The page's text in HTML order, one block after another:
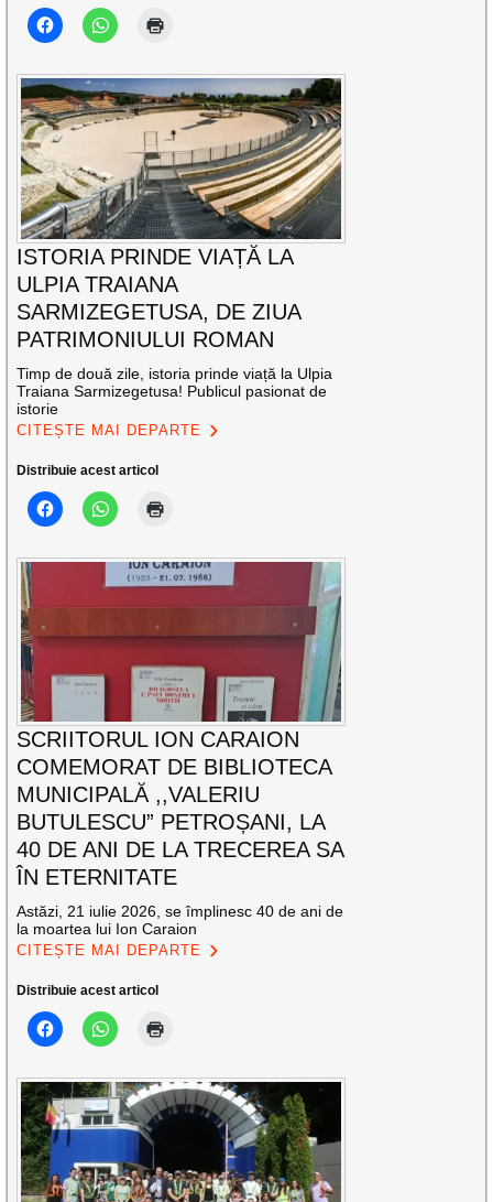
ISTORIA PRINDE VIAȚĂ LA
ULPIA TRAIANA
SARMIZEGETUSA, DE ZIUA
PATRIMONIULUI ROMAN
Timp de două zile, istoria prinde viață la Ulpia
Traiana Sarmizegetusa! Publicul pasionat de
istorie
CITEȘTE MAI DEPARTE
Distribuie acest articol
SCRIITORUL ION CARAION
COMEMORAT DE BIBLIOTECA
MUNICIPALĂ ,,VALERIU
BUTULESCU” PETROȘANI, LA
40 DE ANI DE LA TRECEREA SA
ÎN ETERNITATE
Astăzi, 21 iulie 2026, se împlinesc 40 de ani de
la moartea lui Ion Caraion
CITEȘTE MAI DEPARTE
Distribuie acest articol